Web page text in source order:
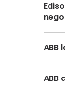
ABB
ABB